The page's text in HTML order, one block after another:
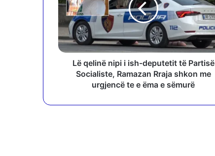
ë
n
i
Lë qelinë nipi i ish-deputetit të Partisë
Socialiste, Ramazan Rraja shkon me
urgjencë te e ëma e sëmurë